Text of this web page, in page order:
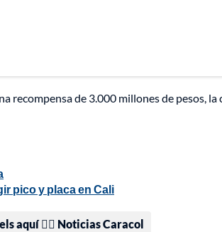
recompensa de 3.000 millones de pesos, la
pico y placa en Cali
aquí 👉🏻 Noticias Caracol